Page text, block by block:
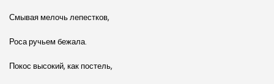
Смывая мелочь лепестков,
Роса ручьем бежала.
Покос высокий, как постель,